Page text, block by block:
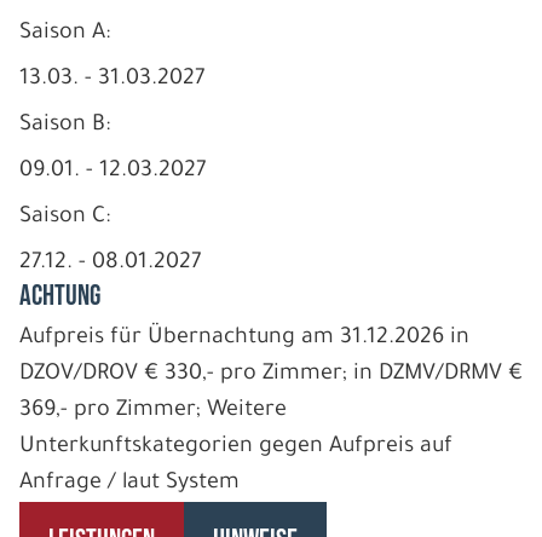
Saison A:
13.03. - 31.03.2027
Saison B:
09.01. - 12.03.2027
Saison C:
27.12. - 08.01.2027
ACHTUNG
Aufpreis für Übernachtung am 31.12.2026 in
DZOV/DROV € 330,- pro Zimmer; in DZMV/DRMV €
369,- pro Zimmer; Weitere
Unterkunftskategorien gegen Aufpreis auf
Anfrage / laut System